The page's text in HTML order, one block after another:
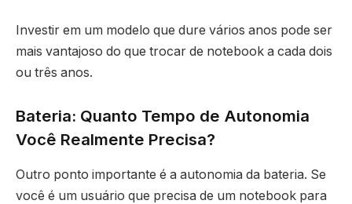
Investir em um modelo que dure vários anos pode ser
mais vantajoso do que trocar de notebook a cada dois
ou três anos.
Bateria: Quanto Tempo de Autonomia
Você Realmente Precisa?
Outro ponto importante é a autonomia da bateria. Se
você é um usuário que precisa de um notebook para